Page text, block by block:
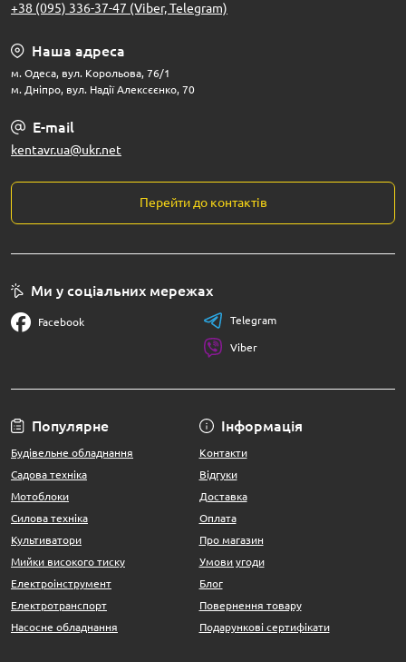
+38 (095) 336-37-47 (Viber, Telegram)
Наша адреса
м. Одеса, вул. Корольова, 76/1
м. Дніпро, вул. Надії Алексєєнко, 70
E-mail
kentavr.ua@ukr.net
Перейти до контактів
Популярне
Будівельне обладнання
Садова техніка
Мотоблоки
Силова техніка
Культиватори
Мийки високого тиску
Електроінструмент
Електротранспорт
Насосне обладнання
Інформація
Контакти
Відгуки
Доставка
Оплата
Про магазин
Умови угоди
Блог
Повернення товару
Подарункові сертифікати
Ми у соціальних мережах
Facebook Telegram
Viber